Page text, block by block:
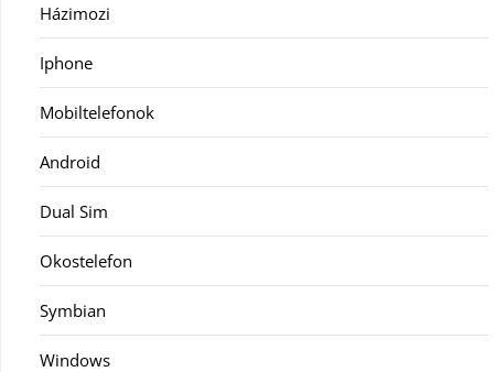
Házimozi
Iphone
Mobiltelefonok
Android
Dual Sim
Okostelefon
Symbian
Windows